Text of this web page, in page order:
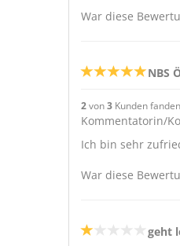
War diese
NBS
2von3 Kunden
Kommentatorin/
Ich bin sehr
War diese
geht